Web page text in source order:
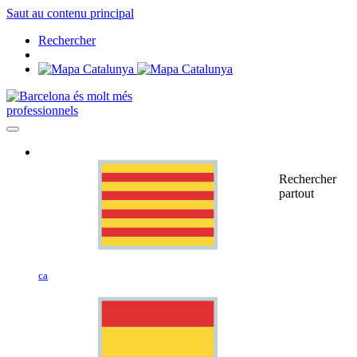
Saut au contenu principal
Rechercher
professionnels
ca
Rechercher
partout